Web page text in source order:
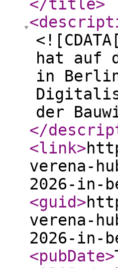
</title>
hat auf
in
der
</
<link>
verena-
2026-in-
<guid>
verena-
2026-in-
<pubDate>